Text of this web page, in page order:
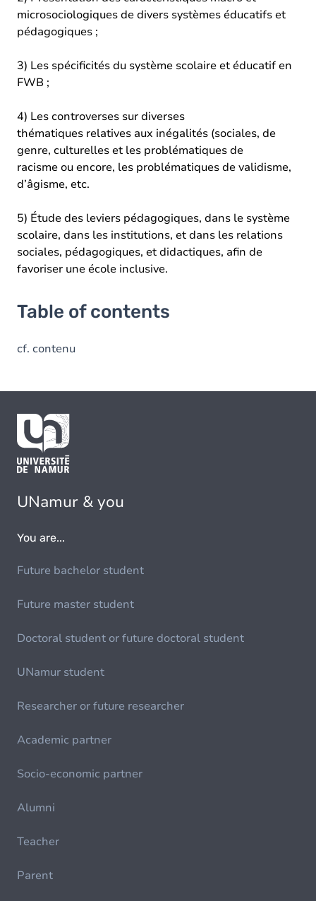
microsociologiques de divers systèmes éducatifs et
pédagogiques ;
3) Les spécificités du système scolaire et éducatif en
FWB ;
4) Les controverses sur diverses
thématiques relatives aux inégalités (sociales, de
genre, culturelles et les problématiques de
racisme ou encore, les problématiques de validisme,
d’âgisme, etc.
5) Étude des leviers pédagogiques, dans le système
scolaire, dans les institutions, et dans les relations
sociales, pédagogiques, et didactiques, afin de
favoriser une école inclusive.
Table of contents
cf. contenu
UNamur & you
You are...
Future bachelor student
Future master student
Doctoral student or future doctoral student
UNamur student
Researcher or future researcher
Academic partner
Socio-economic partner
Alumni
Teacher
Parent